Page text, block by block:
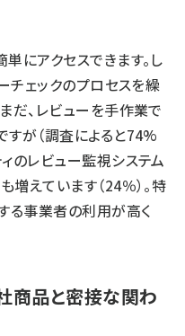
にアクセスできます。し
チェックのプロセスを繰
だ、レビューを手作業で
が（調査によると74%
のレビュー監視システム
えています（24％）。特
る事業者の利用が高く
商品と密接な関わ